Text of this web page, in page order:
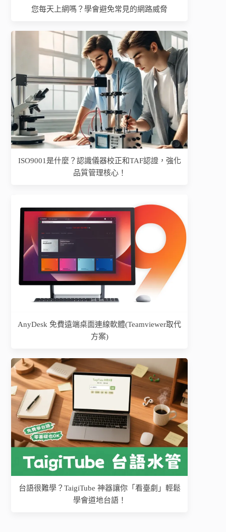
您每天上網嗎？學會避免常見的網路威脅
ISO9001是什麼？認識儀器校正和TAF認證，強化
品質管理核心！
AnyDesk 免費遠端桌面連線軟體(Teamviewer取代
方案)
台語很難學？TaigiTube 神器讓你「看臺劇」輕鬆
學會道地台語！